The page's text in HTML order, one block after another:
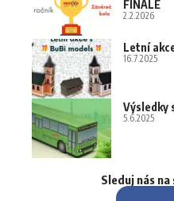
FINÁLE
2.2.2026
Letní
16.7.2025
Výsledky
5.6.2025
Sleduj nás